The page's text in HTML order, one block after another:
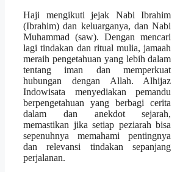
Haji mengikuti jejak Nabi Ibrahim
(Ibrahim) dan keluarganya, dan Nabi
Muhammad (saw). Dengan mencari
lagi tindakan dan ritual mulia, jamaah
meraih pengetahuan yang lebih dalam
tentang iman dan memperkuat
hubungan dengan Allah. Alhijaz
Indowisata menyediakan pemandu
berpengetahuan yang berbagi cerita
dalam dan anekdot sejarah,
memastikan jika setiap peziarah bisa
sepenuhnya memahami pentingnya
dan relevansi tindakan sepanjang
perjalanan.